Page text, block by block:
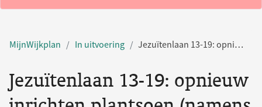
MijnWijkplan In uitvoering Jezuïtenlaan 13-19: opnieuw inrichten plantsoen (namens bewoner geplaatst)
Jezuïtenlaan 13-19: opnieuw